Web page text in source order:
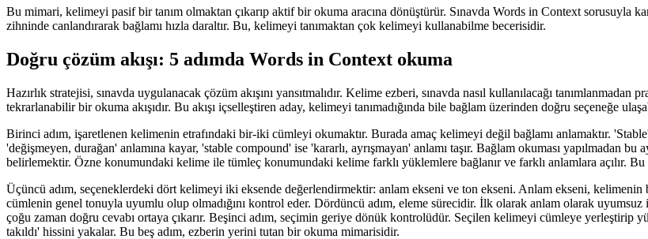
Bu mimari, kelimeyi pasif bir tanım olmaktan çıkarıp aktif bir okuma aracına dönüştürür. Sınavda Words in Context sorusuyla
zihninde canlandırarak bağlamı hızla daraltır. Bu, kelimeyi tanımaktan çok kelimeyi kullanabilme becerisidir.
Doğru çözüm akışı: 5 adımda Words in Context okuma
Hazırlık stratejisi, sınavda uygulanacak çözüm akışını yansıtmalıdır. Kelime ezberi, sınavda nasıl kullanılacağı
tekrarlanabilir bir okuma akışıdır. Bu akışı içselleştiren aday, kelimeyi tanımadığında bile bağlam üzerinden doğru seçeneğe
Birinci adım, işaretlenen kelimenin etrafındaki bir-iki cümleyi okumaktır. Burada amaç kelimeyi değil bağlamı anlamaktır.
'değişmeyen, durağan' anlamına kayar, 'stable compound' ise 'kararlı, ayrışmayan' anlamı taşır. Bağlam okuması yapılmadan
belirlemektir. Özne konumundaki kelime ile tümleç konumundaki kelime farklı yüklemlere bağlanır ve farklı anlamlara açılır.
Üçüncü adım, seçeneklerdeki dört kelimeyi iki eksende değerlendirmektir: anlam ekseni ve ton ekseni. Anlam ekseni,
cümlenin genel tonuyla uyumlu olup olmadığını kontrol eder. Dördüncü adım, eleme sürecidir. İlk olarak anlam olarak uyumsuz
çoğu zaman doğru cevabı ortaya çıkarır. Beşinci adım, seçimin geriye dönük kontrolüdür. Seçilen kelimeyi cümleye
takıldı' hissini yakalar. Bu beş adım, ezberin yerini tutan bir okuma mimarisidir.